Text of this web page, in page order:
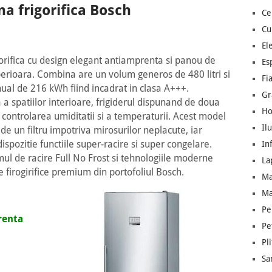
frigorifica Bosch
cu design elegant antiamprenta si panou de
Combina are un volum generos de 480 litri si
de 216 kWh fiind incadrat in clasa A+++.
a spatiilor interioare, frigiderul dispunand de doua
umiditatii si a temperaturii. Acest model
un filtru impotriva mirosurilor neplacute, iar
functiile super-racire si super congelare.
de racire Full No Frost si tehnologiile moderne
firogirifice premium din portofoliul Bosch.